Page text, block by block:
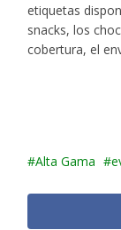
etiquetas
snacks, los
cobertura, el
Alta Gama